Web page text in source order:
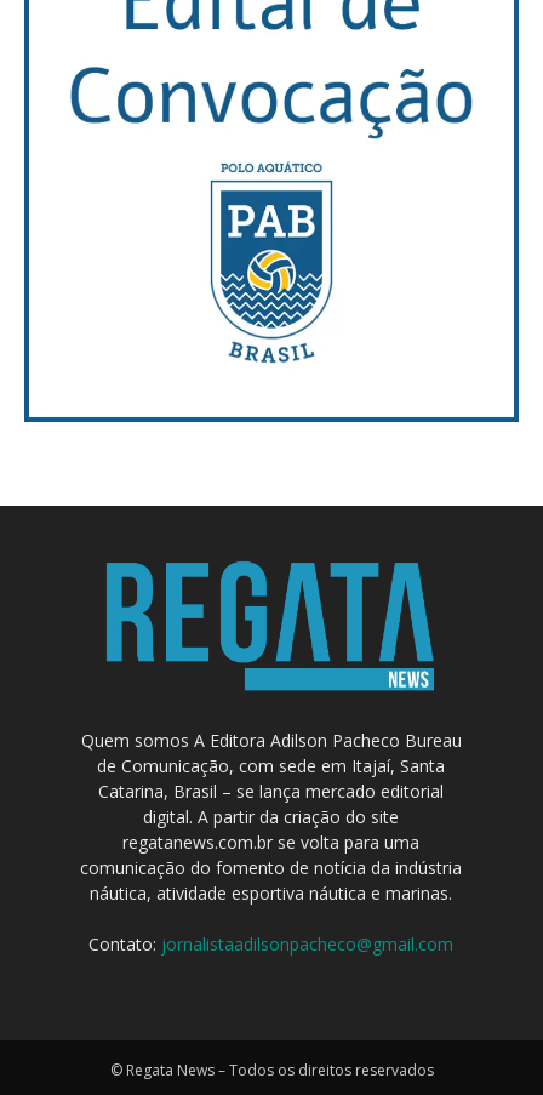
Quem somos A Editora Adilson Pacheco Bureau
de Comunicação, com sede em Itajaí, Santa
Catarina, Brasil – se lança mercado editorial
digital. A partir da criação do site
regatanews.com.br se volta para uma
comunicação do fomento de notícia da indústria
náutica, atividade esportiva náutica e marinas.
Contato: jornalistaadilsonpacheco@gmail.com
© Regata News – Todos os direitos reservados